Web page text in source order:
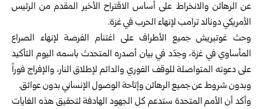
عن الرهائن والانخراط على أساس الاقتراح الأخير المقدم من الرئيس
الأمريكي دونالد ترامب لإنهاء الحرب في غزة.
وحث غوتيريش جميع الأطراف على اغتنام الفرصة لإنهاء الصراع
المأساوي في غزة، وجدّد في بيان أصدره المتحدث باسمه اليوم التأكيد
على دعوته المتواصلة للوقف الفوري والدائم لإطلاق النار، والإفراج فوراً
وبدون شروط عن جميع الرهائن وإتاحة الوصول الإنساني بدون عوائق.
وأكد أن الأمم المتحدة ستدعم كل الجهود الهادفة لتحقيق هذه الغايات